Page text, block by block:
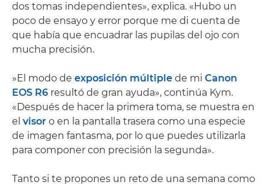
dos tomas independientes», explica. «Hubo un
poco de ensayo y error porque me di cuenta de
que había que encuadrar las pupilas del ojo con
mucha precisión.
»El modo de exposición múltiple de mi Canon
EOS R6 resultó de gran ayuda», continúa Kym.
«Después de hacer la primera toma, se muestra en
el visor o en la pantalla trasera como una especie
de imagen fantasma, por lo que puedes utilizarla
para componer con precisión la segunda».
Tanto si te propones un reto de una semana como